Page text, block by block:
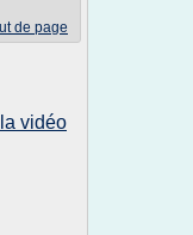
de page
vidéo